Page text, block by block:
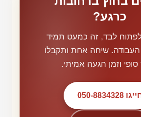
כרגע?
לבד, זה כמעט תמיד
שיחה אחת ותקבלו
וזמן הגעה אמיתי.
050-8834328